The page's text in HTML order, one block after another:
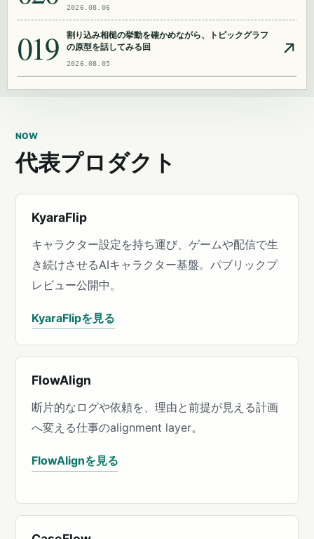
2026.08.06
019
割り込み相槌の挙動を確かめながら、トピックグラフ
の原型を話してみる回
2026.08.05
NOW
代表プロダクト
KyaraFlip
キャラクター設定を持ち運び、ゲームや配信で生
き続けさせるAIキャラクター基盤。パブリックプ
レビュー公開中。
KyaraFlipを見る
FlowAlign
断片的なログや依頼を、理由と前提が見える計画
へ変える仕事のalignment layer。
FlowAlignを見る